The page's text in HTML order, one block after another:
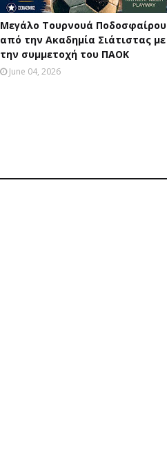
Μεγάλο Τουρνουά Ποδοσφαίρου
από την Ακαδημία Σιάτιστας με
την συμμετοχή του ΠΑΟΚ
June 04, 2026